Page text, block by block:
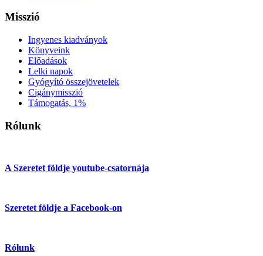
Misszió
Ingyenes kiadványok
Könyveink
Előadások
Lelki napok
Gyógyító összejövetelek
Cigánymisszió
Támogatás, 1%
Rólunk
A Szeretet földje youtube-csatornája
Szeretet földje a Facebook-on
Rólunk